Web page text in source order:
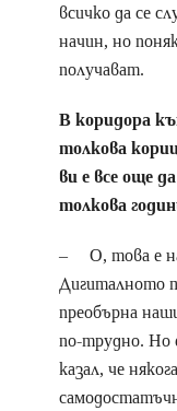
всичко да се
начин, но
получават.
В коридора
толкова
ви е все още
толкова
– О, това е
Дигиталното
преобърна
по-трудно. Но
казал, че